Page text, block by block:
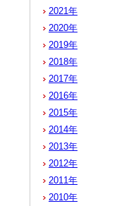
2021年
2020年
2019年
2018年
2017年
2016年
2015年
2014年
2013年
2012年
2011年
2010年